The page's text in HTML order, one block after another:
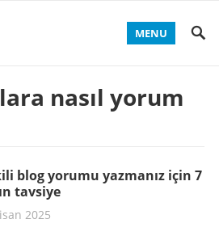
MENU
nasıl yorum
blog yorumu yazmanız için 7
tavsiye
2025